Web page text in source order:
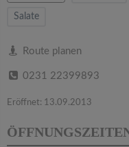
Salate
Route planen
0231 22399893
Eröffnet: 13.09.2013
v
g